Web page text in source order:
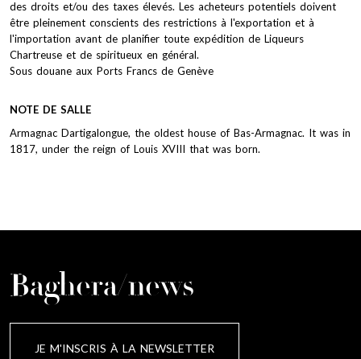
des droits et/ou des taxes élevés. Les acheteurs potentiels doivent
être pleinement conscients des restrictions à l'exportation et à
l'importation avant de planifier toute expédition de Liqueurs
Chartreuse et de spiritueux en général.
Sous douane aux Ports Francs de Genève
NOTE DE SALLE
Armagnac Dartigalongue, the oldest house of Bas-Armagnac. It was in
1817, under the reign of Louis XVIII that was born.
Baghera/news
JE M'INSCRIS À LA NEWSLETTER